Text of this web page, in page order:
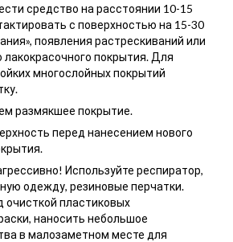
средство на расстоянии 10-15
с поверхностью на 15-30
появления растрескиваний или
лакокрасочного покрытия. Для
многослойных покрытий
размякшее покрытие.
перед нанесением нового
Используйте респиратор,
одежду, резиновые перчатки.
очисткой пластиковых
наносить небольшое
в малозаметном месте для